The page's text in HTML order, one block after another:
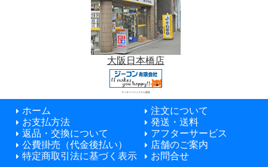
大阪日本橋店
データベースシステム開発
ホーム
注文について
お支払方法
発送・送料
返品・交換について
アフターサービス
公費掛売（代金後払い）
店舗のご案内
特定商取引法に基づく表示
お問合せ